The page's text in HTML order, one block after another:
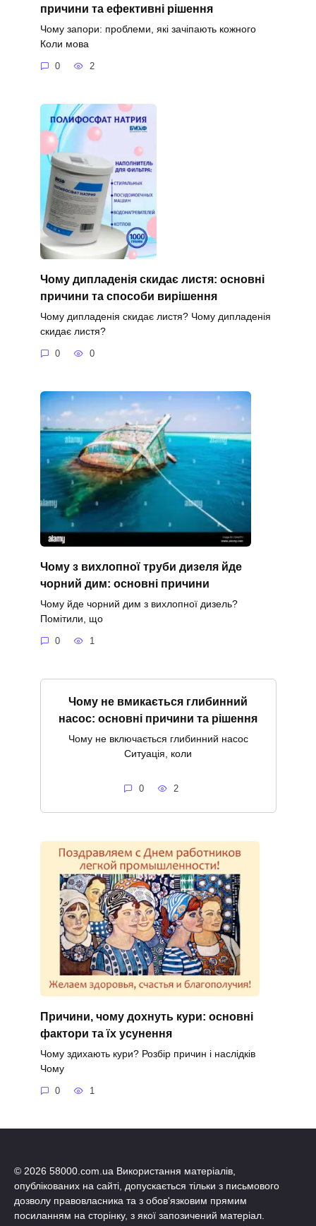
причини та ефективні рішення
Чому запори: проблеми, які зачіпають кожного
Коли мова
0 2
Чому дипладенія скидає листя: основні
причини та способи вирішення
Чому дипладенія скидає листя? Чому дипладенія
скидає листя?
0 0
Чому з вихлопної труби дизеля йде
чорний дим: основні причини
Чому йде чорний дим з вихлопної дизель?
Помітили, що
0 1
Чому не вмикається глибинний
насос: основні причини та рішення
Чому не включається глибинний насос
Ситуація, коли
0 2
Причини, чому дохнуть кури: основні
фактори та їх усунення
Чому здихають кури? Розбір причин і наслідків
Чому
0 1
© 2026 58000.com.ua Використання матеріалів,
опублікованих на сайті, допускається тільки з письмового
дозволу правовласника та з обов'язковим прямим
посиланням на сторінку, з якої запозичений матеріал.